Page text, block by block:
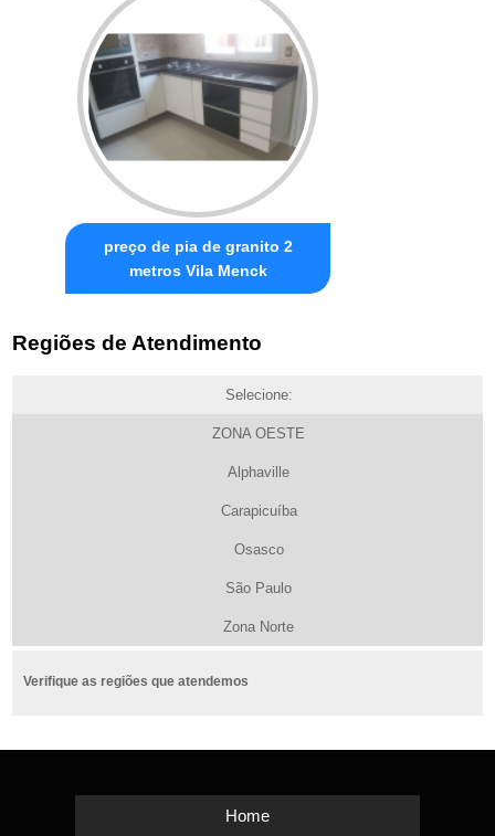
preço de pia de granito 2
metros Vila Menck
Regiões de Atendimento
Selecione:
ZONA OESTE
Alphaville
Carapicuíba
Osasco
São Paulo
Zona Norte
Verifique as regiões que atendemos
Home